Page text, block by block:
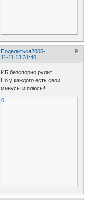
Поделиться 9
2005-
11-11 13:31:40
ИБ безспорно рулит.
Но у каждого есть свои
минусы и плюсы!
0